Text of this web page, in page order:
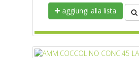
aggiungi alla lista